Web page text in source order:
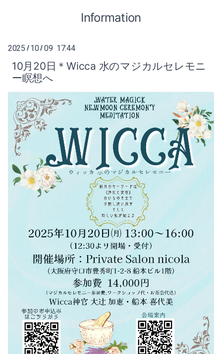
2025-04（1）
2025-02（1）
2024-11（2）
2024-10（1）
2024-09（1）
2024-08（1）
2024-07（4）
2024-06（3）
2024-05（1）
2024-04（1）
2024-03（2）
2024-01（1）
2023-11（1）
2023-10（1）
2025-12（1）
2025-07（1）
2025-04（1）
2025-03（2）
2025-02（1）
2024-12（2）
2024-11（2）
2024-10（1）
2024-09（1）
2024-08（1）
2024-07（4）
2024-06（3）
Information
2025 / 10/ 09 17:44
10月20日＊Wicca 水のマジカルセレモニ
ー瞑想へ